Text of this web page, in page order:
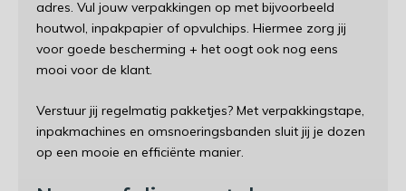
adres. Vul jouw verpakkingen op met bijvoorbeeld
houtwol, inpakpapier of opvulchips. Hiermee zorg jij
voor goede bescherming + het oogt ook nog eens
mooi voor de klant.
Verstuur jij regelmatig pakketjes? Met verpakkingstape,
inpakmachines en omsnoeringsbanden sluit jij je dozen
op een mooie en efficiënte manier.